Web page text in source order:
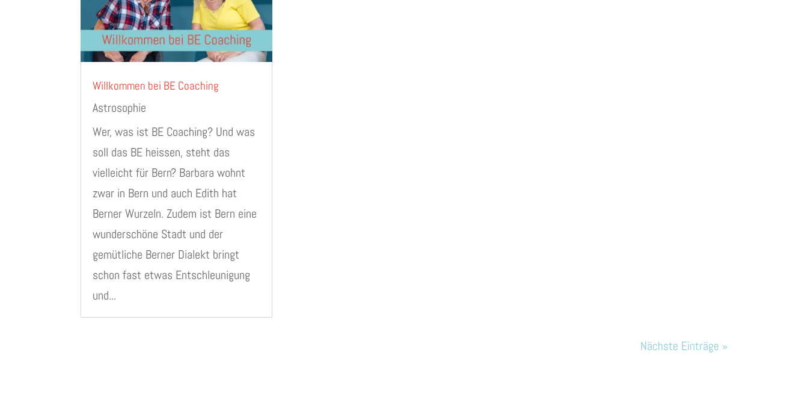
Willkommen bei BE Coaching
Astrosophie
Wer, was ist BE Coaching? Und was
soll das BE heissen, steht das
vielleicht für Bern? Barbara wohnt
zwar in Bern und auch Edith hat
Berner Wurzeln. Zudem ist Bern eine
wunderschöne Stadt und der
gemütliche Berner Dialekt bringt
schon fast etwas Entschleunigung
und...
Nächste Einträge »